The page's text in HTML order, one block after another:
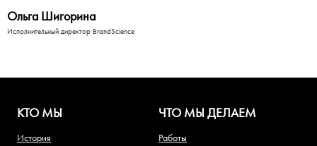
Ольга Шигорина
Исполнительный директор BrandScience
КТО МЫ
История
ЧТО МЫ ДЕЛАЕМ
Работы